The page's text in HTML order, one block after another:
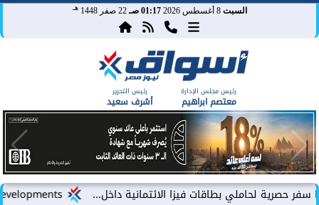
السبت 8 أغسطس 2026 01:17 صـ 22 صفر 1448 هـ
رئيس مجلس الإدارة
معتصم ابراهيم
رئيس التحرير
أشرف سعيد
LARZ Developments تطلق رؤيتها الجديدة لتقديم مفهوم متكامل للتطوير العقاري في مصر بطاقات فيزا الائتمانية داخل...